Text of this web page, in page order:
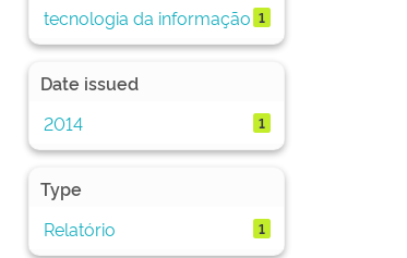
tecnologia da informação 1
Date issued
2014
1
Type
Relatório
1